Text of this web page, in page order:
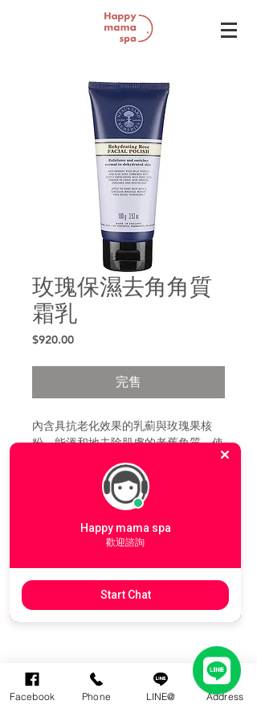
玫瑰保濕去⾓角質
霜乳
$920.00Price
完售
內含具抗老化效果的乳薊與玫瑰果核
粉，能溫和地去除肌膚的老舊角質，使
肌膚恢復光滑與明亮的光澤，非常適合
用於一般或缺水的膚質。
清潔後，將全臉打濕後，取出適量，避
開眼周，以劃圈的方式輕輕按摩全臉，
主要成份
Aqua, Zea mays (Corn) starch,
Glycine soja (Soya) oil, Glycerin,
CONCACT
Facebook Phone LINE@ Address
Happy mama spa
歡迎諮詢
Start Chat